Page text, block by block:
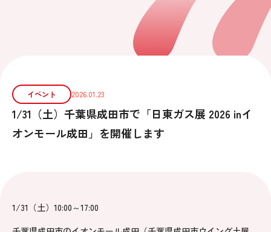
イベント 2026.01.23
1/31（土）千葉県成田市で「日東ガス展 2026 inイ
オンモール成田」を開催します
1/31（土）10:00～17:00